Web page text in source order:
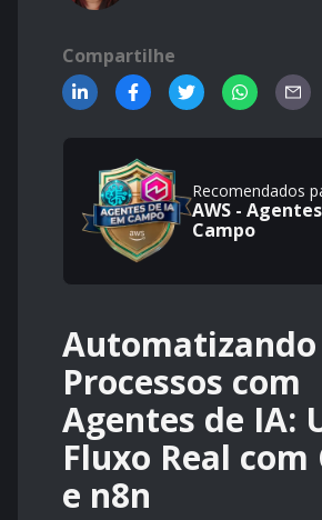
Compartilhe
Recomendados
AWS -
Campo
Automatizando
Processos com
Agentes de IA:
Fluxo Real com
e n8n